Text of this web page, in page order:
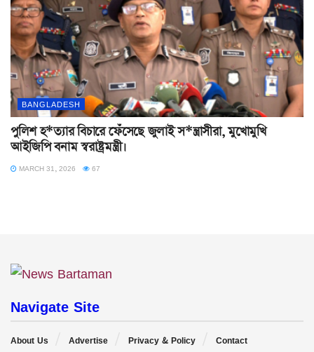
BANGLADESH
পুলিশ হ*ত্যার বিচারে ফেঁসেছে জুলাই স*ন্ত্রাসীরা, মুখোমুখি
আইজিপি বনাম স্বরাষ্ট্রমন্ত্রী।
MARCH 31, 2026 67
Navigate Site
About Us Advertise Privacy & Policy Contact